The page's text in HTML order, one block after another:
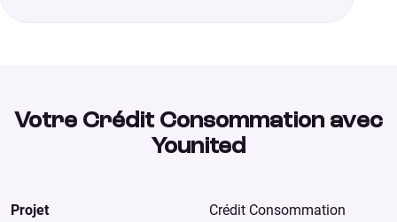
Votre Crédit Consommation avec
Younited
Projet Crédit Consommation